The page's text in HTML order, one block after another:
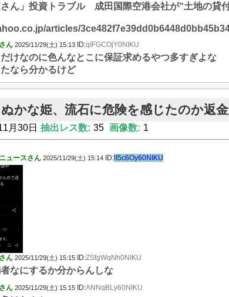
さん」投資トラブル 成田国際空港会社が“土地の貸
articles/
ん 2025/11/29(土) 15:13 ID:qIFGCOjY0NIKU
けなのに色んなとこに保証求めるやつ多すぎよな
なら分かるけど
ぬかな姫、流石に危険を感じたのか返
月30日 抽出レス数: 35 画像数: 1
ュースさん 2025/11/29(土) 15:14 ID:lI5c6Oy60NIKU
ん 2025/11/29(土) 15:15 ID:ZSfgWqNh0NIKU
なにするか分からんしな
ん 2025/11/29(土) 15:15 ID:ANNqBLy60NIKU